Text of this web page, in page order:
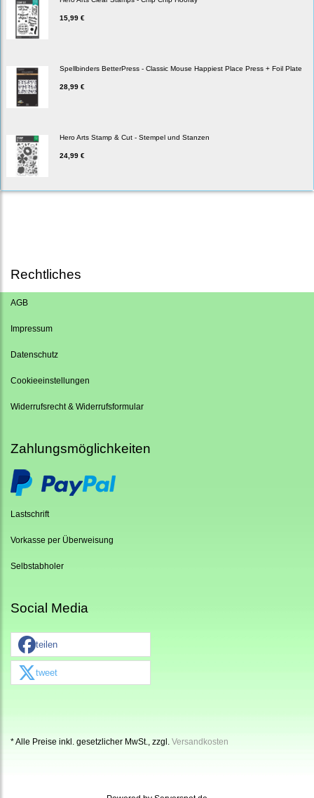
15,99 €
Spellbinders BetterPress - Classic Mouse Happiest Place Press + Foil Plate
28,99 €
Hero Arts Stamp & Cut - Stempel und Stanzen
24,99 €
Rechtliches
AGB
Impressum
Datenschutz
Cookieeinstellungen
Widerrufsrecht & Widerrufsformular
Zahlungsmöglichkeiten
Lastschrift
Vorkasse per Überweisung
Selbstabholer
Social Media
teilen
tweet
* Alle Preise inkl. gesetzlicher MwSt., zzgl. Versandkosten